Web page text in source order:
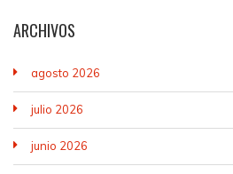
ARCHIVOS
agosto 2026
julio 2026
junio 2026